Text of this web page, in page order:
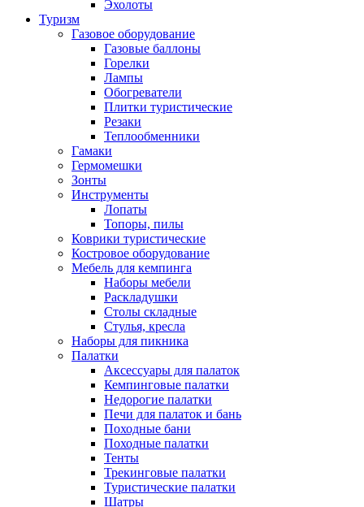
Эхолоты
Туризм
Газовое оборудование
Газовые баллоны
Горелки
Лампы
Обогреватели
Плитки туристические
Резаки
Теплообменники
Гамаки
Гермомешки
Зонты
Инструменты
Лопаты
Топоры, пилы
Коврики туристические
Костровое оборудование
Мебель для кемпинга
Наборы мебели
Раскладушки
Столы складные
Стулья, кресла
Наборы для пикника
Палатки
Аксессуары для палаток
Кемпинговые палатки
Недорогие палатки
Печи для палаток и бань
Походные бани
Походные палатки
Тенты
Трекинговые палатки
Туристические палатки
Шатры